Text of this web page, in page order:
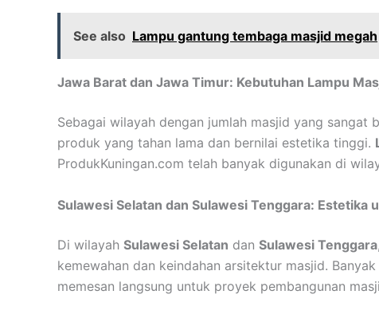
See also Lampu gantung tembaga masjid megah
Jawa Barat dan Jawa Timur: Kebutuhan Lampu
Sebagai wilayah dengan jumlah masjid yang sangat
produk yang tahan lama dan bernilai estetika tinggi.
ProdukKuningan.com telah banyak digunakan di
Sulawesi Selatan dan Sulawesi Tenggara: Estetika
Di wilayah Sulawesi Selatan dan Sulawesi Tenggara
kemewahan dan keindahan arsitektur masjid.
memesan langsung untuk proyek pembangunan